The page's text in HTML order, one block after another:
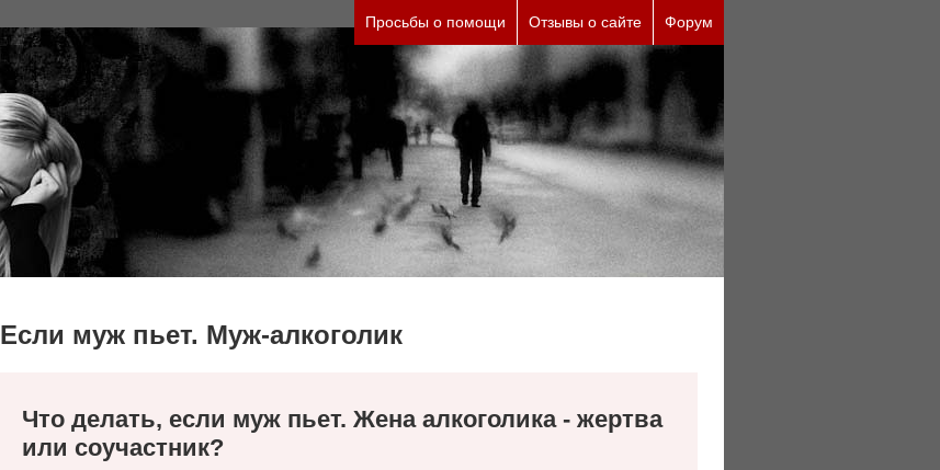
Просьбы о помощи Отзывы о сайте Форум
Если муж пьет. Муж-алкоголик
Что делать, если муж пьет. Жена алкоголика - жертва
или соучастник?